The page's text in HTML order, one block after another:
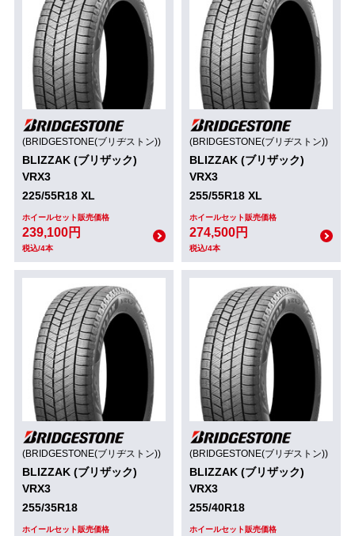
(BRIDGESTONE(ブリヂストン))
BLIZZAK (ブリザック)
VRX3
225/55R18 XL
ホイールセット販売価格
239,100円
税込/4本
(BRIDGESTONE(ブリヂストン))
BLIZZAK (ブリザック)
VRX3
255/55R18 XL
ホイールセット販売価格
274,500円
税込/4本
(BRIDGESTONE(ブリヂストン))
BLIZZAK (ブリザック)
VRX3
255/35R18
ホイールセット販売価格
(BRIDGESTONE(ブリヂストン))
BLIZZAK (ブリザック)
VRX3
255/40R18
ホイールセット販売価格